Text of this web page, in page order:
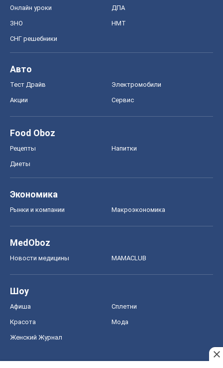
Онлайн уроки ДПА
ЗНО НМТ
СНГ решебники
Авто
Тест Драйв Электромобили
Акции Сервис
Food Oboz
Рецепты Напитки
Диеты
Экономика
Рынки и компании Mакроэкономика
MedOboz
Новости медицины MAMACLUB
Шоу
Афиша Сплетни
Красота Мода
Женский Журнал